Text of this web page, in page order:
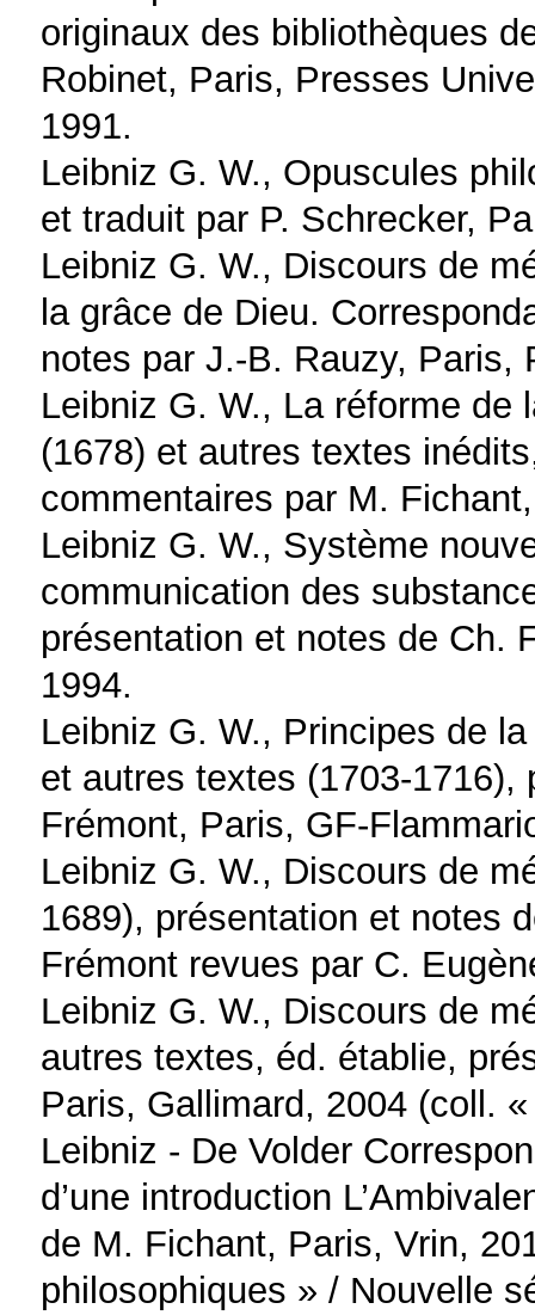
originaux des bibliothèques
Robinet, Paris, Presses
1991.
Leibniz G. W., Opuscules
et traduit par P. Schrecker,
Leibniz G. W., Discours de
la grâce de Dieu.
notes par J.-B. Rauzy, Paris,
Leibniz G. W., La réforme de
(1678) et autres textes
commentaires par M.
Leibniz G. W., Système
communication des
présentation et notes de Ch.
1994.
Leibniz G. W., Principes de
et autres textes (1703-
Frémont, Paris, GF-
Leibniz G. W., Discours de
1689), présentation et notes
Frémont revues par C.
Leibniz G. W., Discours de
autres textes, éd. établie,
Paris, Gallimard, 2004 (coll.
Leibniz - De Volder
d’une introduction
de M. Fichant, Paris, Vrin,
philosophiques » / Nouvelle